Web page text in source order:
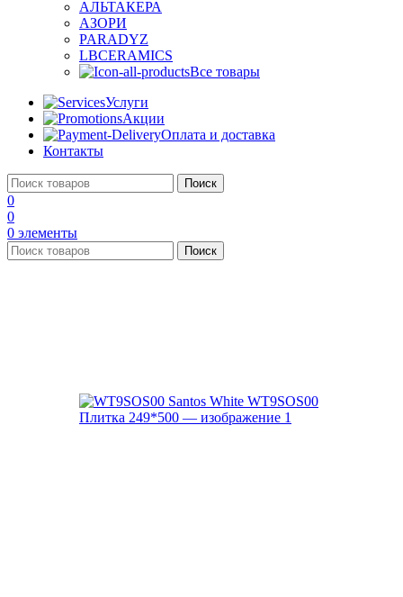
АЛЬТАКЕРА
АЗОРИ
PARADYZ
LBCERAMICS
Все товары
Услуги
Акции
Оплата и доставка
Контакты
Поиск
0
0
0 элементы
Поиск